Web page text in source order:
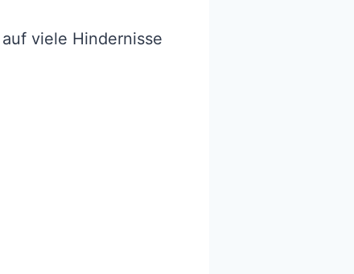
viele Hindernisse